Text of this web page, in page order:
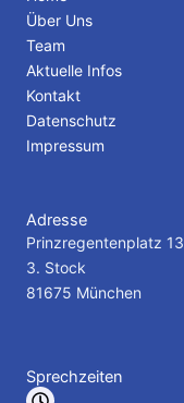
o
k
Über Uns
Team
Aktuelle Infos
Kontakt
Datenschutz
Impressum
Adresse
Prinzregentenplatz 13
3. Stock
81675 München
Sprechzeiten